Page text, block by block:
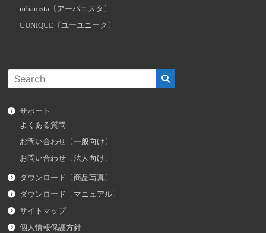
urbanista〔アーバニスタ〕
UUNIQUE〔ユーユニーク〕
サポート
よくある質問
お問い合わせ〔一般向け〕
お問い合わせ〔法人向け〕
ダウンロード〔商品写真〕
ダウンロード〔マニュアル〕
サイトマップ
個人情報保護方針